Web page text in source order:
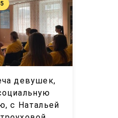
девушек,
с Натальей